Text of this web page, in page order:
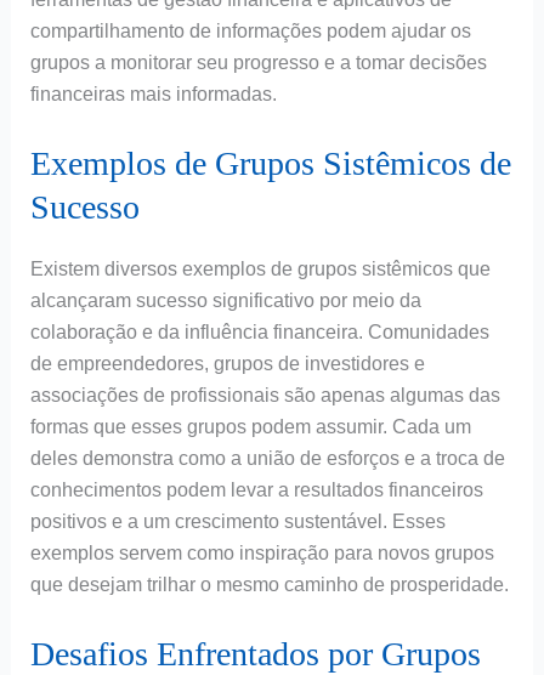
compartilhamento de informações podem ajudar os
grupos a monitorar seu progresso e a tomar decisões
financeiras mais informadas.
Exemplos de Grupos Sistêmicos de
Sucesso
Existem diversos exemplos de grupos sistêmicos que
alcançaram sucesso significativo por meio da
colaboração e da influência financeira. Comunidades
de empreendedores, grupos de investidores e
associações de profissionais são apenas algumas das
formas que esses grupos podem assumir. Cada um
deles demonstra como a união de esforços e a troca de
conhecimentos podem levar a resultados financeiros
positivos e a um crescimento sustentável. Esses
exemplos servem como inspiração para novos grupos
que desejam trilhar o mesmo caminho de prosperidade.
Desafios Enfrentados por Grupos